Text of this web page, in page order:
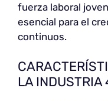
fuerza laboral
esencial para el
continuos.
LA INDUSTRIA